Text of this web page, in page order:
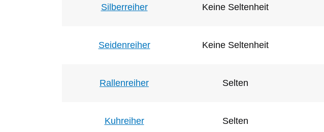
Silberreiher Keine Seltenheit
Seidenreiher Keine Seltenheit
Rallenreiher Selten
Kuhreiher Selten